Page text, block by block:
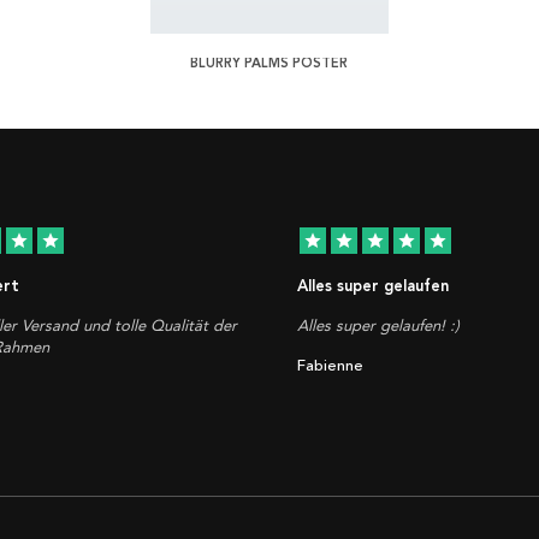
BLURRY PALMS POSTER
star star
Versand und tolle Qualität der
star star star star star
Alles super gelaufen
Alles super gelaufen! :)
Fabienne